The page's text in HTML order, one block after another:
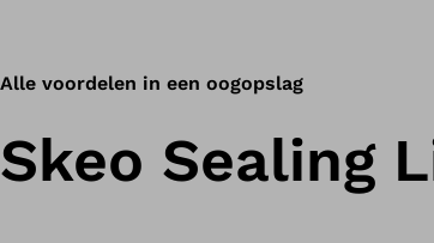
Alle voordelen in een oogopslag
Skeo Sealing